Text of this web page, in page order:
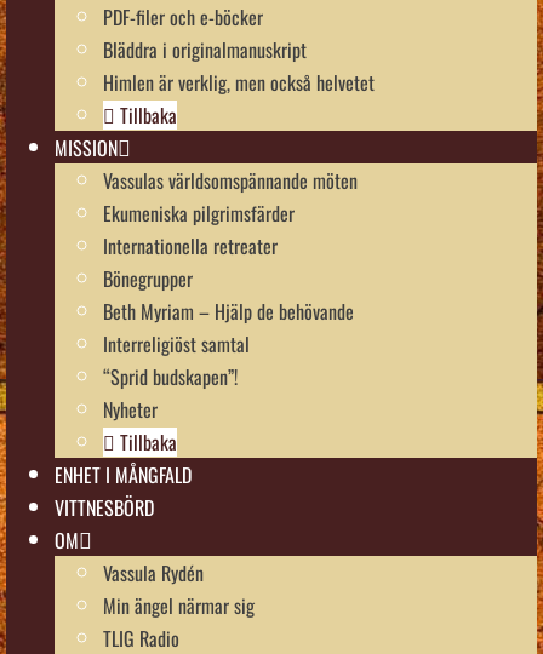
PDF-filer och e-böcker
Bläddra i originalmanuskript
Himlen är verklig, men också helvetet
Tillbaka
MISSION
Vassulas världsomspännande möten
Ekumeniska pilgrimsfärder
Internationella retreater
Bönegrupper
Beth Myriam – Hjälp de behövande
Interreligiöst samtal
“Sprid budskapen”!
Nyheter
Tillbaka
ENHET I MÅNGFALD
VITTNESBÖRD
OM
Vassula Rydén
Min ängel närmar sig
TLIG Radio